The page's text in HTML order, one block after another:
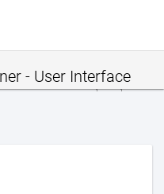
- User Interface
อประหยัดเวลาของคุณ กรุณา